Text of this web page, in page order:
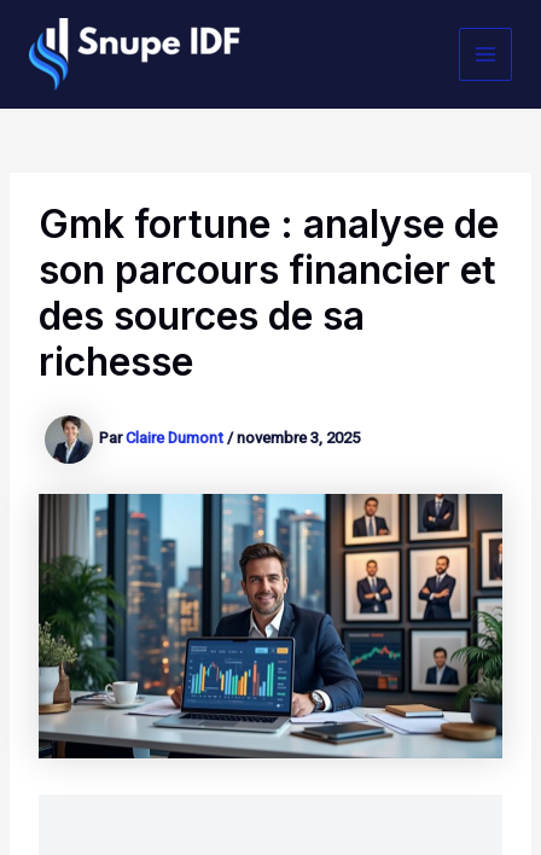
contenu
Gmk fortune : analyse de
son parcours financier et
des sources de sa
richesse
ParClaire Dumont/novembre 3, 2025